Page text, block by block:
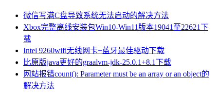
微信写满C盘导致系统无法启动的解决方法
Xbox完整离线安装包Win10-Win11版本19041至22621下
载
Intel 9260wifi无线网卡+蓝牙最佳驱动下载
比原版java更好的graalvm-jdk-25.0.1+8.1下载
网站报错count(): Parameter must be an array or an object的
解决方法